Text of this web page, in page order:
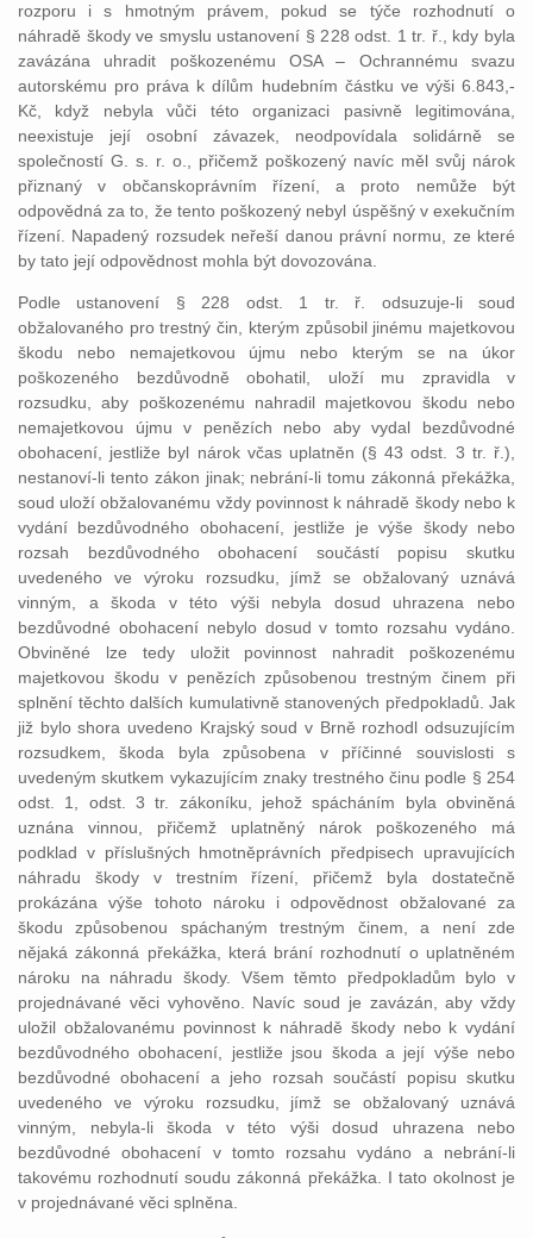
rozporu i s hmotným právem, pokud se týče rozhodnutí o
náhradě škody ve smyslu ustanovení § 228 odst. 1 tr. ř., kdy byla
zavázána uhradit poškozenému OSA – Ochrannému svazu
autorskému pro práva k dílům hudebním částku ve výši 6.843,-
Kč, když nebyla vůči této organizaci pasivně legitimována,
neexistuje její osobní závazek, neodpovídala solidárně se
společností G. s. r. o., přičemž poškozený navíc měl svůj nárok
přiznaný v občanskoprávním řízení, a proto nemůže být
odpovědná za to, že tento poškozený nebyl úspěšný v exekučním
řízení. Napadený rozsudek neřeší danou právní normu, ze které
by tato její odpovědnost mohla být dovozována.
Podle ustanovení § 228 odst. 1 tr. ř. odsuzuje-li soud
obžalovaného pro trestný čin, kterým způsobil jinému majetkovou
škodu nebo nemajetkovou újmu nebo kterým se na úkor
poškozeného bezdůvodně obohatil, uloží mu zpravidla v
rozsudku, aby poškozenému nahradil majetkovou škodu nebo
nemajetkovou újmu v penězích nebo aby vydal bezdůvodné
obohacení, jestliže byl nárok včas uplatněn (§ 43 odst. 3 tr. ř.),
nestanoví-li tento zákon jinak; nebrání-li tomu zákonná překážka,
soud uloží obžalovanému vždy povinnost k náhradě škody nebo k
vydání bezdůvodného obohacení, jestliže je výše škody nebo
rozsah bezdůvodného obohacení součástí popisu skutku
uvedeného ve výroku rozsudku, jímž se obžalovaný uznává
vinným, a škoda v této výši nebyla dosud uhrazena nebo
bezdůvodné obohacení nebylo dosud v tomto rozsahu vydáno.
Obviněné lze tedy uložit povinnost nahradit poškozenému
majetkovou škodu v penězích způsobenou trestným činem při
splnění těchto dalších kumulativně stanovených předpokladů. Jak
již bylo shora uvedeno Krajský soud v Brně rozhodl odsuzujícím
rozsudkem, škoda byla způsobena v příčinné souvislosti s
uvedeným skutkem vykazujícím znaky trestného činu podle § 254
odst. 1, odst. 3 tr. zákoníku, jehož spácháním byla obviněná
uznána vinnou, přičemž uplatněný nárok poškozeného má
podklad v příslušných hmotněprávních předpisech upravujících
náhradu škody v trestním řízení, přičemž byla dostatečně
prokázána výše tohoto nároku i odpovědnost obžalované za
škodu způsobenou spáchaným trestným činem, a není zde
nějaká zákonná překážka, která brání rozhodnutí o uplatněném
nároku na náhradu škody. Všem těmto předpokladům bylo v
projednávané věci vyhověno. Navíc soud je zavázán, aby vždy
uložil obžalovanému povinnost k náhradě škody nebo k vydání
bezdůvodného obohacení, jestliže jsou škoda a její výše nebo
bezdůvodné obohacení a jeho rozsah součástí popisu skutku
uvedeného ve výroku rozsudku, jímž se obžalovaný uznává
vinným, nebyla-li škoda v této výši dosud uhrazena nebo
bezdůvodné obohacení v tomto rozsahu vydáno a nebrání-li
takovému rozhodnutí soudu zákonná překážka. I tato okolnost je
v projednávané věci splněna.